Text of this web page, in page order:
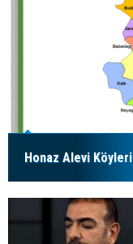
Honaz Alevi Köyleri